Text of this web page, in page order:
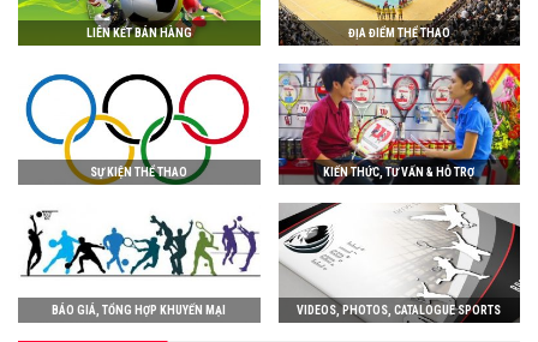
LIÊN KẾT BÁN HÀNG ĐỊA ĐIỂM THỂ THAO
SỰ KIỆN THỂ THAO KIẾN THỨC, TƯ VẤN & HỖ TRỢ
BÁO GIÁ, TỔNG HỢP KHUYẾN MẠI VIDEOS, PHOTOS, CATALOGUE SPORTS